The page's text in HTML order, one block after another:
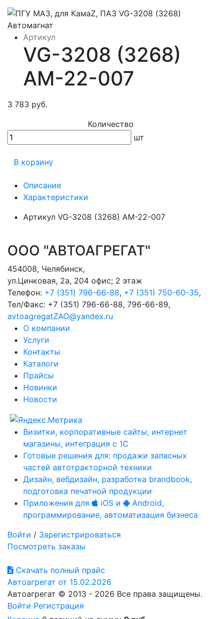
Артикул
VG-3208 (3268)
АМ-22-007
3 783 руб.
Количество
шт
В корзину
Описание
Характеристики
Артикул VG-3208 (3268) АМ-22-007
ООО "АВТОАГРЕГАТ"
454008, Челябинск,
ул.Цинковая, 2а, 204 офис; 2 этаж
Телефон: +7 (351) 796-66-88, +7 (351) 750-60-35,
Тел/Факс: +7 (351) 796-66-88, 796-66-89,
avtoagregatZAO@yandex.ru
О компании
Услуги
Контакты
Каталоги
Прайсы
Новинки
Новости
Визитки, корпоративные сайты, интернет
магазины, интеграция с 1С
Готовые решения для: продажи запасных
частей автотракторной техники
Дизайн, вебдизайн, разработка brandbook,
подготовка печатной продукции
Приложения для
iOS и
Android,
программирование, автоматизация бизнеса
Войти / Зарегистрироваться
Посмотреть заказы
Скачать полный прайс
Автоагрегат от 15.02.2026
Автоагрегат © 2013 - 2026 Все права защищены.
Войти Регистрация